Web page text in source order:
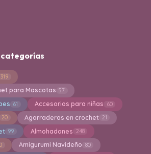
319
para Mascotas 57
61 Accesorios para niñas 60
20 Agarraderas en crochet 21
99 Almohadones 248
Amigurumi Navideño 80